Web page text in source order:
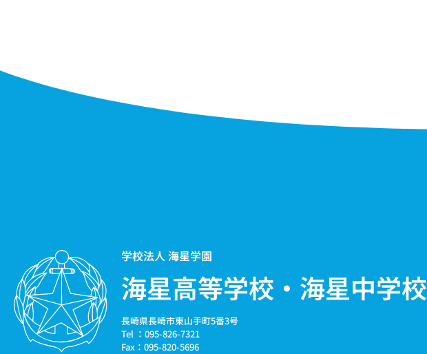
学校法人 海星学園
海星高等学校・海星中学校
長崎県長崎市東山手町5番3号
Tel ：095-826-7321
Fax：095-820-5696